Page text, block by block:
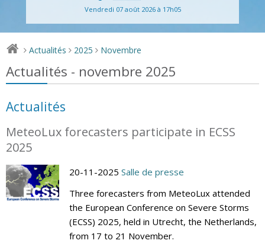
Vendredi 07 août 2026 à 17h05
> Actualités > 2025 > Novembre
Actualités - novembre 2025
Actualités
MeteoLux forecasters participate in ECSS
2025
20-11-2025 Salle de presse
Three forecasters from MeteoLux attended
the European Conference on Severe Storms
(ECSS) 2025, held in Utrecht, the Netherlands,
from 17 to 21 November.